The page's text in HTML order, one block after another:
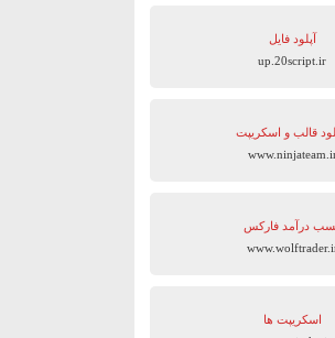
آپلود فایل
up.20script.ir
قالب و اسکریپت
درآمد فارکس
اسکریپت ها